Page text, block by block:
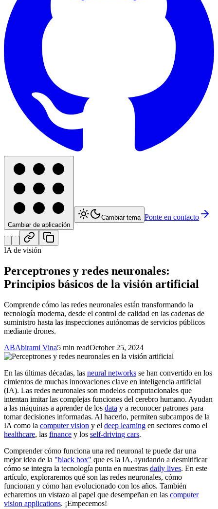
Cambiar de aplicación
Cambiar tema Ponte en contacto
IA de visión
Perceptrones y redes neuronales:
Principios básicos de la visión artificial
Comprende cómo las redes neuronales están transformando la
tecnología moderna, desde el control de calidad en las cadenas de
suministro hasta las inspecciones autónomas de servicios públicos
mediante drones.
ABAbirami Vina5 min readOctober 25, 2024
En las últimas décadas, las neural networks se han convertido en los
cimientos de muchas innovaciones clave en inteligencia artificial
(IA). Las redes neuronales son modelos computacionales que
intentan imitar las complejas funciones del cerebro humano. Ayudan
a las máquinas a aprender de los data y a reconocer patrones para
tomar decisiones informadas. Al hacerlo, permiten subcampos de la
IA como la computer vision y el deep learning en sectores como el
healthcare, las finance y los self-driving cars.
Comprender cómo funciona una red neuronal te puede dar una
mejor idea de la "black box" que es la IA, ayudando a desmitificar
cómo se integra la tecnología punta en nuestras daily lives. En este
artículo, exploraremos qué son las redes neuronales, cómo
funcionan y cómo han evolucionado con los años. También
echaremos un vistazo al papel que desempeñan en las computer
vision applications. ¡Empecemos!